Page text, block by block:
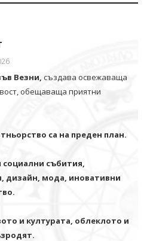
Везни, създава освежаваща
обещаваща приятни
са на преден план.
социални събития,
дизайн, мода, иновативни
и културата, облеклото и